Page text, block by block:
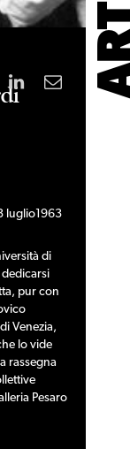
luglio1963
di
pur con
Venezia,
lo vide
rassegna
Pesaro